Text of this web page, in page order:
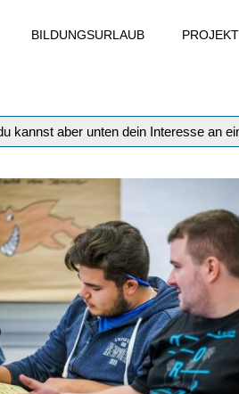
BILDUNGSURLAUB
kannst aber unten dein Interesse an